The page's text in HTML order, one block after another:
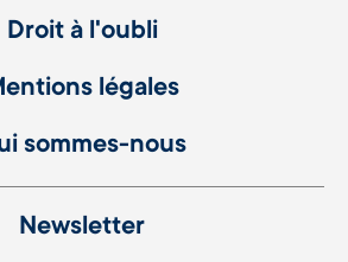
Droit à l'oubli
légales
sommes-nous
Newsletter